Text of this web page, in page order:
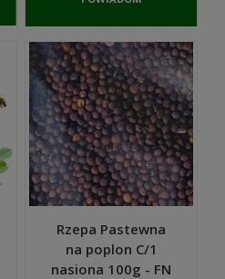
zanim zaczniesz nowy sezon
DOSTĘPNOŚCI
Rzepa Pastewna
na poplon C/1
nasiona 100g - FN